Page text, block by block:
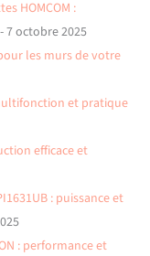
HOMCOM :
- 7 octobre 2025
les murs de votre
et pratique
efficace et
: puissance et
: performance et